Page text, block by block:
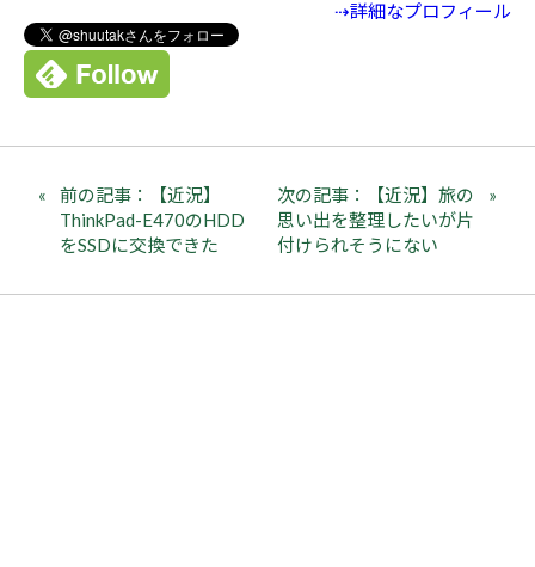
⇢詳細なプロフィール
前の記事：【近況】
ThinkPad-E470のHDD
をSSDに交換できた
次の記事：【近況】旅の
思い出を整理したいが片
付けられそうにない